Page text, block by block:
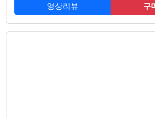
영상리뷰 구